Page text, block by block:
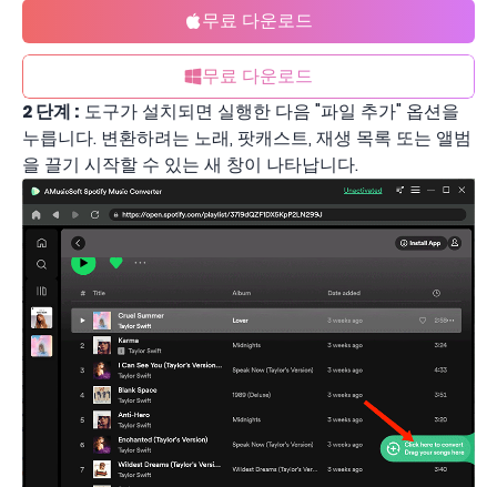
무료 다운로드
무료 다운로드
2 단계 : 도구가 설치되면 실행한 다음 "파일 추가" 옵션을
누릅니다. 변환하려는 노래, 팟캐스트, 재생 목록 또는 앨범
을 끌기 시작할 수 있는 새 창이 나타납니다.